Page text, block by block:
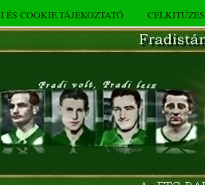
ÉS COOKIE TÁJÉKOZTATÓ